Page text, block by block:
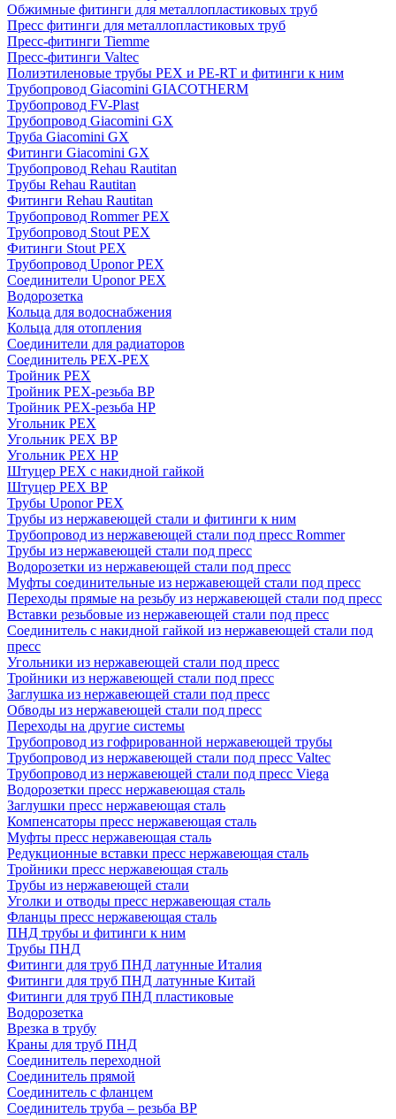
Обжимные фитинги для металлопластиковых труб
Пресс фитинги для металлопластиковых труб
Пресс-фитинги Tiemme
Пресс-фитинги Valtec
Полиэтиленовые трубы PEX и PE-RT и фитинги к ним
Трубопровод Giacomini GIACOTHERM
Трубопровод FV-Plast
Трубопровод Giacomini GX
Труба Giacomini GX
Фитинги Giacomini GX
Трубопровод Rehau Rautitan
Трубы Rehau Rautitan
Фитинги Rehau Rautitan
Трубопровод Rommer PEX
Трубопровод Stout PEX
Фитинги Stout PEX
Трубопровод Uponor PEX
Соединители Uponor PEX
Водорозетка
Кольца для водоснабжения
Кольца для отопления
Соединители для радиаторов
Соединитель PEX-PEX
Тройник PEX
Тройник PEX-резьба ВР
Тройник PEX-резьба НР
Угольник PEX
Угольник PEX ВР
Угольник PEX НР
Штуцер PEX c накидной гайкой
Штуцер PEX ВР
Трубы Uponor PEX
Трубы из нержавеющей стали и фитинги к ним
Трубопровод из нержавеющей стали под пресс Rommer
Трубы из нержавеющей стали под пресс
Водорозетки из нержавеющей стали под пресс
Муфты соединительные из нержавеющей стали под пресс
Переходы прямые на резьбу из нержавеющей стали под пресс
Вставки резьбовые из нержавеющей стали под пресс
Соединитель с накидной гайкой из нержавеющей стали под
пресс
Угольники из нержавеющей стали под пресс
Тройники из нержавеющей стали под пресс
Заглушка из нержавеющей стали под пресс
Обводы из нержавеющей стали под пресс
Переходы на другие системы
Трубопровод из гофрированной нержавеющей трубы
Трубопровод из нержавеющей стали под пресс Valtec
Трубопровод из нержавеющей стали под пресс Viega
Водорозетки пресс нержавеющая сталь
Заглушки пресс нержавеющая сталь
Компенсаторы пресс нержавеющая сталь
Муфты пресс нержавеющая сталь
Редукционные вставки пресс нержавеющая сталь
Тройники пресс нержавеющая сталь
Трубы из нержавеющей стали
Уголки и отводы пресс нержавеющая сталь
Фланцы пресс нержавеющая сталь
ПНД трубы и фитинги к ним
Трубы ПНД
Фитинги для труб ПНД латунные Италия
Фитинги для труб ПНД латунные Китай
Фитинги для труб ПНД пластиковые
Водорозетка
Врезка в трубу
Краны для труб ПНД
Соединитель переходной
Соединитель прямой
Соединитель с фланцем
Соединитель труба – резьба ВР